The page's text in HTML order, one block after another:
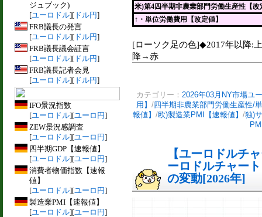
ジュブック)
[ユーロドル][ ドル円]
FRB議長の発言
[ユーロドル][ ドル円]
FRB議長議会証言
[ユーロドル][ ドル円]
FRB議長記者会見
[ユーロドル][ ドル円]
IFO景況指数
[ユーロドル][ユーロ円]
ZEW景況感調査
[ユーロドル][ユーロ円]
四半期GDP【速報値】
[ユーロドル][ユーロ円]
消費者物価指数【速報
値】
[ユーロドル][ユーロ円]
製造業PMI【速報値】
[ユーロドル][ユーロ円]
米)第4四半期非農業部門労働生産性【改
↑・単位労働費用【改定値】
[ローソク足の色]◆2017年以降
降→赤
カテゴリー： 2026年03月NY市場ユ
用】 /四半期非農業部門労働生産性/
報値】 /欧)製造業PMI【速報値】 /独)
【ユーロドルチ
ーロドルチャー
の変動[2026年]